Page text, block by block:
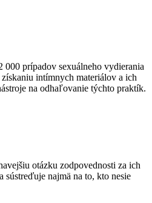
000 prípadov sexuálneho vydierania
intímnych materiálov a ich
na odhaľovanie týchto praktík.
otázku zodpovednosti za ich
sústreďuje najmä na to, kto nesie